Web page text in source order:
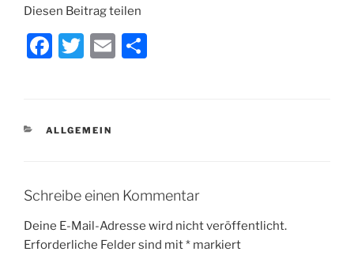
Diesen Beitrag teilen
F
e
o
k
T
er
E
KATEGORIEN
ALLGEMEIN
Schreibe einen Kommentar
Deine E-Mail-Adresse wird nicht veröffentlicht.
Erforderliche Felder sind mit* markiert